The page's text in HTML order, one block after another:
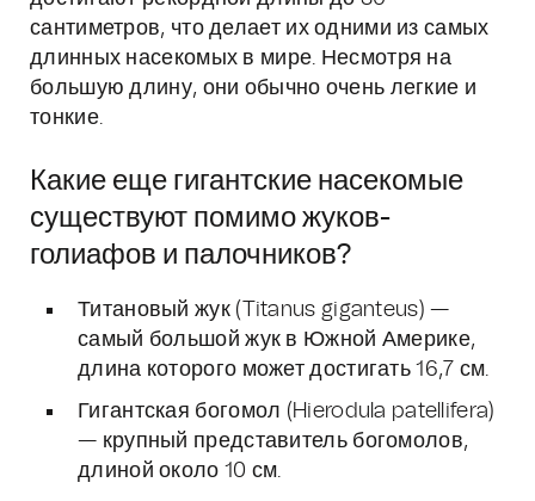
сантиметров, что делает их одними из самых
длинных насекомых в мире. Несмотря на
большую длину, они обычно очень легкие и
тонкие.
Какие еще гигантские насекомые
существуют помимо жуков-
голиафов и палочников?
Титановый жук (Titanus giganteus) —
самый большой жук в Южной Америке,
длина которого может достигать 16,7 см.
Гигантская богомол (Hierodula patellifera)
— крупный представитель богомолов,
длиной около 10 см.